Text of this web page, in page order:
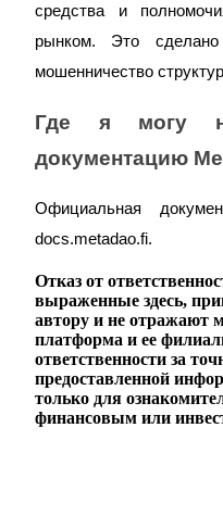
средства и
рынком. Это
мошенничество
Где я могу
документацию
Официальная
docs.metadao.fi.
Отказ от
выраженные здесь,
автору и не отражают
платформа и ее
ответственности за
предоставленной
только для
финансовым или